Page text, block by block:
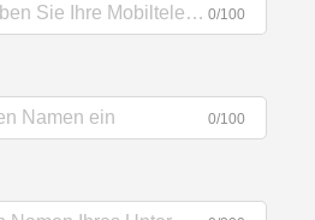
0/100
0/100